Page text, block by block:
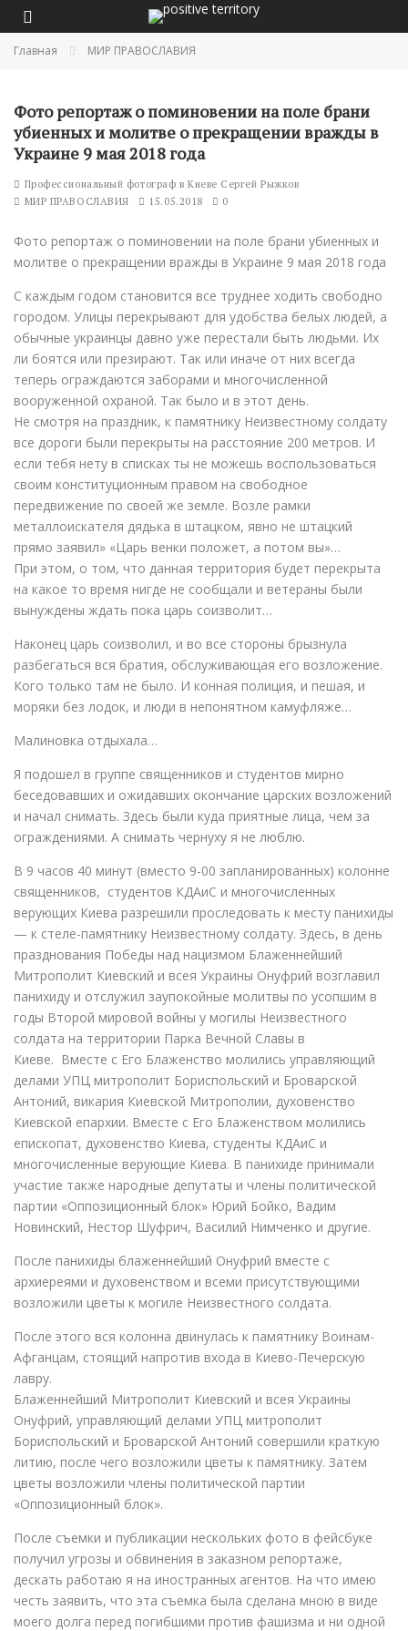
Главная МИР ПРАВОСЛАВИЯ
Фото репортаж о поминовении на поле брани
убиенных и молитве о прекращении вражды в
Украине 9 мая 2018 года
Профессиональный фотограф в Киеве Сергей Рыжков
МИР ПРАВОСЛАВИЯ
15.05.2018 0
Фото репортаж о поминовении на поле брани убиенных и
молитве о прекращении вражды в Украине 9 мая 2018 года
С каждым годом становится все труднее ходить свободно
городом. Улицы перекрывают для удобства белых людей, а
обычные украинцы давно уже перестали быть людьми. Их
ли боятся или презирают. Так или иначе от них всегда
теперь ограждаются заборами и многочисленной
вооруженной охраной. Так было и в этот день.
Не смотря на праздник, к памятнику Неизвестному солдату
все дороги были перекрыты на расстояние 200 метров. И
если тебя нету в списках ты не можешь воспользоваться
своим конституционным правом на свободное
передвижение по своей же земле. Возле рамки
металлоискателя дядька в штацком, явно не штацкий
прямо заявил» «Царь венки положет, а потом вы»…
При этом, о том, что данная территория будет перекрыта
на какое то время нигде не сообщали и ветераны были
вынуждены ждать пока царь соизволит…
Наконец царь соизволил, и во все стороны брызнула
разбегаться вся братия, обслуживающая его возложение.
Кого только там не было. И конная полиция, и пешая, и
моряки без лодок, и люди в непонятном камуфляже…
Малиновка отдыхала…
Я подошел в группе священников и студентов мирно
беседовавших и ожидавших окончание царских возложений
и начал снимать. Здесь были куда приятные лица, чем за
ограждениями. А снимать чернуху я не люблю.
В 9 часов 40 минут (вместо 9-00 запланированных) колонне
священников, студентов КДАиС и многочисленных
верующих Киева разрешили проследовать к месту панихиды
— к стеле-памятнику Неизвестному солдату. Здесь, в день
празднования Победы над нацизмом Блаженнейший
Митрополит Киевский и всея Украины Онуфрий возглавил
панихиду и отслужил заупокойные молитвы по усопшим в
годы Второй мировой войны у могилы Неизвестного
солдата на территории Парка Вечной Славы в
Киеве. Вместе с Его Блаженство молились управляющий
делами УПЦ митрополит Бориспольский и Броварской
Антоний, викария Киевской Митрополии, духовенство
Киевской епархии. Вместе с Его Блаженством молились
епископат, духовенство Киева, студенты КДАиС и
многочисленные верующие Киева. В панихиде принимали
участие также народные депутаты и члены политической
партии «Оппозиционный блок» Юрий Бойко, Вадим
Новинский, Нестор Шуфрич, Василий Нимченко и другие.
После панихиды блаженнейший Онуфрий вместе с
архиереями и духовенством и всеми присутствующими
возложили цветы к могиле Неизвестного солдата.
После этого вся колонна двинулась к памятнику Воинам-
Афганцам, стоящий напротив входа в Киево-Печерскую
лавру.
Блаженнейший Митрополит Киевский и всея Украины
Онуфрий, управляющий делами УПЦ митрополит
Бориспольский и Броварской Антоний совершили краткую
литию, после чего возложили цветы к памятнику. Затем
цветы возложили члены политической партии
«Оппозиционный блок».
После съемки и публикации нескольких фото в фейсбуке
получил угрозы и обвинения в заказном репортаже,
дескать работаю я на иностранных агентов. На что имею
честь заявить, что эта съемка была сделана мною в виде
моего долга перед погибшими против фашизма и ни одной